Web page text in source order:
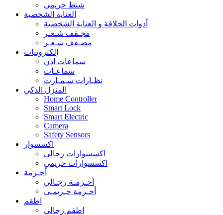
شنط حريمي
العناية الشخصية
أدوات الحلاقة و العناية الشخصية
مجـفف شـعـر
مصـفف شـعـر
إلكترونيات
سماعات اذن
سماعـات
نظـارات سـمـارت
المنزل الذكي
Home Controller
Smart Lock
Smart Electric
Camera
Safety Sensors
اكسسوار
اكسسوارات رجالي
اكسسوارات حريمي
أحـزمة
أحـزمـة رجـالي
أحـزمة حـريمـي
اطقم
اطقم رجالي